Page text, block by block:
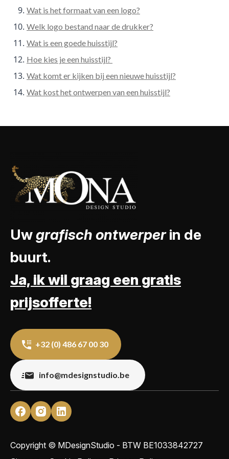
Wat is het formaat van een logo?
Welk logo bestand naar de drukker?
Wat is een goede huisstijl?
Hoe kies je een huisstijl?
Wat komt er kijken bij een nieuwe huisstijl?
Wat kost het ontwerpen van een huisstijl?
Uwgrafisch ontwerperin de
buurt.
Ja, ik wil graag een gratis
prijsofferte!
+32 (0) 486 67 00 30
info@mdesignstudio.be
Copyright © MDesignStudio - BTW BE1033842727